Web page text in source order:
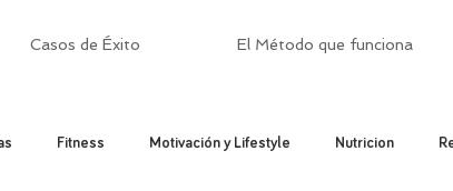
Casos de Éxito El Método que funciona
Fitness Motivación y Lifestyle Nutricion